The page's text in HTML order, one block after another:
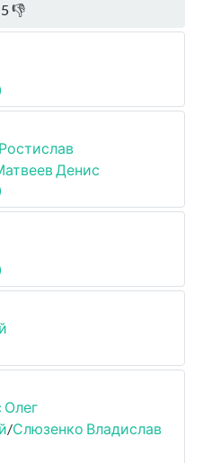
5 👎
Денис
Олег
/Слюзенко Владислав